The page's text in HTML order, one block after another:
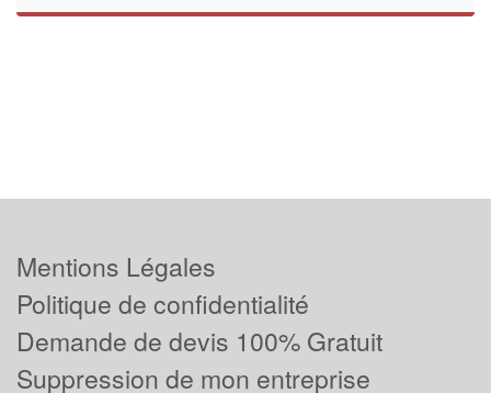
Mentions Légales
Politique de confidentialité
Demande de devis 100% Gratuit
Suppression de mon entreprise